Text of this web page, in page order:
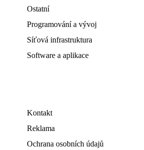
Ostatní
Programování a vývoj
Síťová infrastruktura
Software a aplikace
Kontakt
Reklama
Ochrana osobních údajů